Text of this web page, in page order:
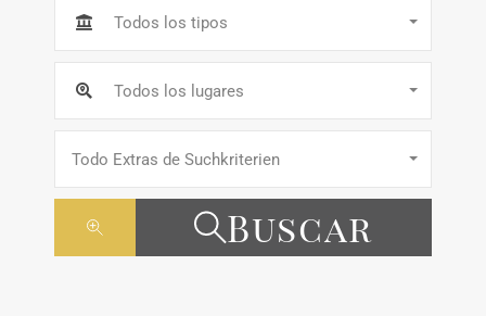
Todos los tipos
Todos los lugares
Todo Extras de Suchkriterien
Buscar